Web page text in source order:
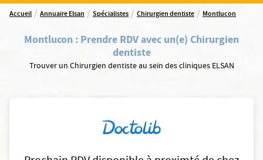
Accueil / Annuaire Elsan / Spécialistes / Chirurgien dentiste / Montlucon
Montlucon : Prendre RDV avec un(e) Chirurgien
dentiste
Trouver un Chirurgien dentiste au sein des cliniques ELSAN